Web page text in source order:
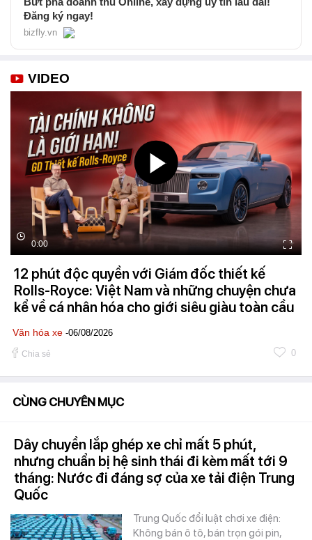
Đăng ký ngay!
bizfly.vn
VIDEO
0:00
12 phút độc quyền với Giám đốc thiết kế
Rolls-Royce: Việt Nam và những chuyện chưa
kể về cá nhân hóa cho giới siêu giàu toàn cầu
Văn hóa xe -06/08/2026
Chia sẻ 0
CÙNG CHUYÊN MỤC
Dây chuyền lắp ghép xe chỉ mất 5 phút,
nhưng chuẩn bị hệ sinh thái đi kèm mất tới 9
tháng: Nước đi đáng sợ của xe tải điện Trung
Quốc
Trung Quốc đổi luật chơi xe điện:
Không bán ô tô, bán trọn gói pin,